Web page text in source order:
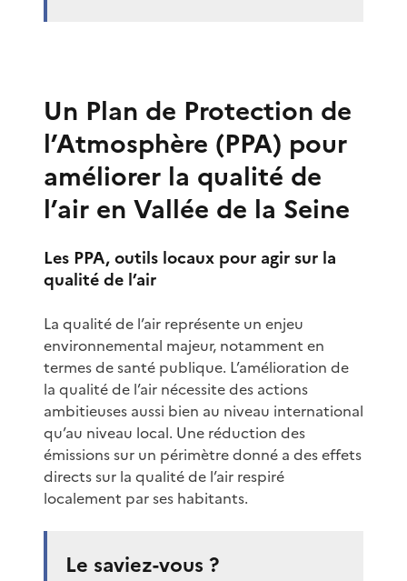
Un Plan de Protection de
l’Atmosphère (PPA) pour
améliorer la qualité de
l’air en Vallée de la Seine
Les PPA, outils locaux pour agir sur la
qualité de l’air
La qualité de l’air représente un enjeu
environnemental majeur, notamment en
termes de santé publique. L’amélioration de
la qualité de l’air nécessite des actions
ambitieuses aussi bien au niveau international
qu’au niveau local. Une réduction des
émissions sur un périmètre donné a des effets
directs sur la qualité de l’air respiré
localement par ses habitants.
Le saviez-vous ?